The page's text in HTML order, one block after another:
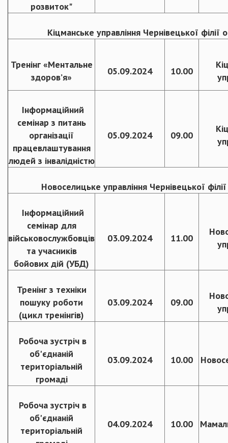
розвиток"
Кіцманське управління Чернівецької філії
Тренінг «Ментальне
здоров’я»
05.09.2024 10.00
Інформаційний
семінар з питань
організації
працевлаштування
людей з інвалідністю
05.09.2024 09.00
Новоселицьке управління Чернівецької
Інформаційний
семінар для
військовослужбовців
та учасників
бойових дій (УБД)
03.09.2024 11.00
Тренінг з техніки
пошуку роботи
(цикл тренінгів)
03.09.2024 09.00
Робоча зустріч в
об'єднаній
територіальній
громаді
03.09.2024 10.00
Робоча зустріч в
об'єднаній
територіальній
04.09.2024 10.00